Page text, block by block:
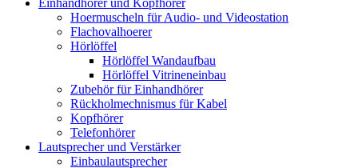
Einhandhörer und Kopfhörer
Hoermuscheln für Audio- und Videostation
Flachovalhoerer
Hörlöffel
Hörlöffel Wandaufbau
Hörlöffel Vitrineneinbau
Zubehör für Einhandhörer
Rückholmechnismus für Kabel
Kopfhörer
Telefonhörer
Lautsprecher und Verstärker
Einbaulautsprecher